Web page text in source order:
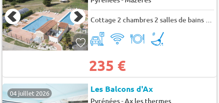
235 €
04 juillet 2026 Les Balcons d'Ax
Pyrénées-Ax les thermes